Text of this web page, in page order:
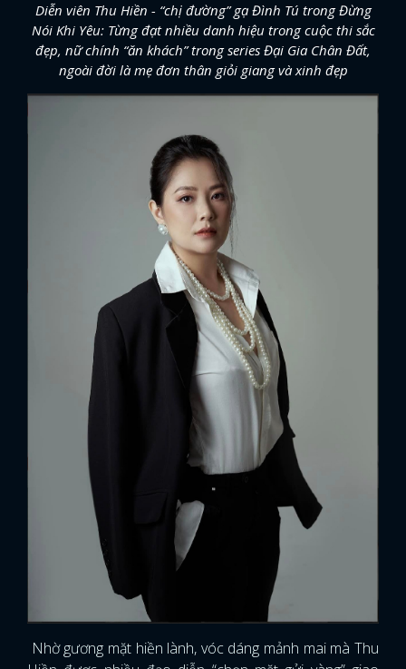
Diễn viên Thu Hiền - “chị đường” gạ Đình Tú trong Đừng
Nói Khi Yêu: Từng đạt nhiều danh hiệu trong cuộc thi sắc
đẹp, nữ chính “ăn khách” trong series Đại Gia Chân Đất,
ngoài đời là mẹ đơn thân giỏi giang và xinh đẹp
Nhờ gương mặt hiền lành, vóc dáng mảnh mai mà Thu